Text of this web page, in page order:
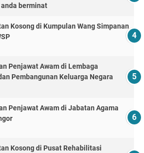
berminat
Kosong di Kumpulan Wang Simpanan
Penjawat Awam di Lembaga
Pembangunan Keluarga Negara
Penjawat Awam di Jabatan Agama
Kosong di Pusat Rehabilitasi